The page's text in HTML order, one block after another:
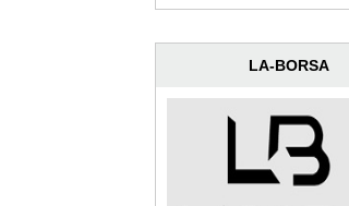
LA-BORSA